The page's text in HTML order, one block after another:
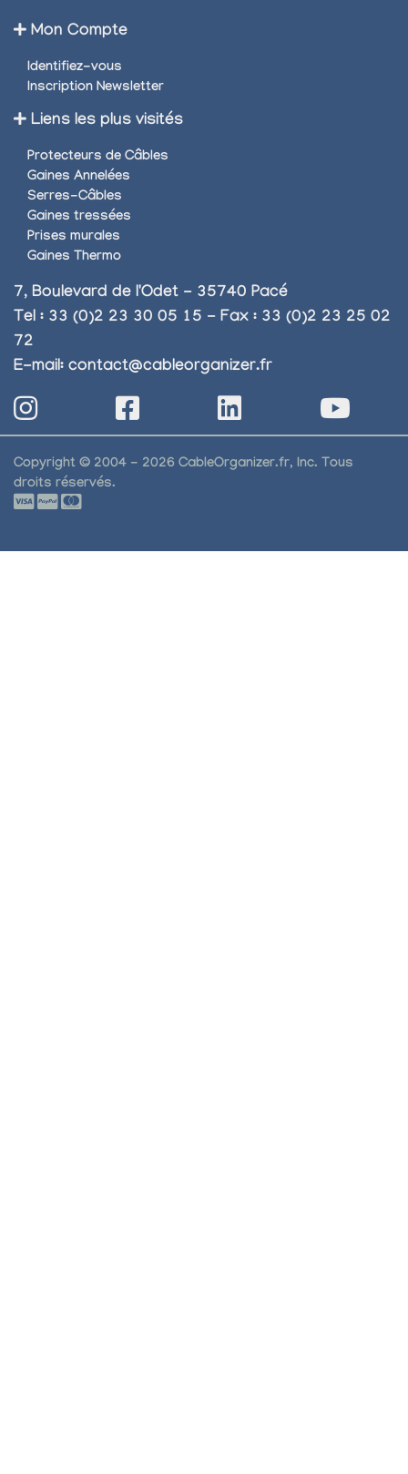
Mon Compte
Identifiez-vous
Inscription Newsletter
Liens les plus visités
Protecteurs de Câbles
Gaines Annelées
Serres-Câbles
Gaines tressées
Prises murales
Gaines Thermo
7, Boulevard de l'Odet - 35740 Pacé
Tel : 33 (0)2 23 30 05 15 - Fax : 33 (0)2 23 25 02
72
E-mail: contact@cableorganizer.fr
Copyright © 2004 - 2026 CableOrganizer.fr, Inc. Tous
droits réservés.